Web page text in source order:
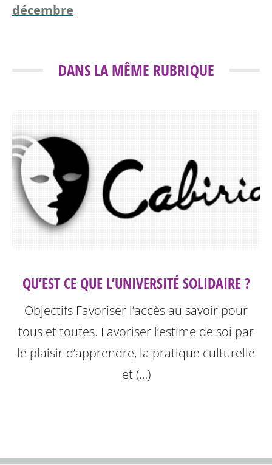
décembre
DANS LA MÊME RUBRIQUE
QU’EST CE QUE L’UNIVERSITÉ SOLIDAIRE ?
Objectifs Favoriser l’accès au savoir pour
tous et toutes. Favoriser l’estime de soi par
le plaisir d’apprendre, la pratique culturelle
et (…)